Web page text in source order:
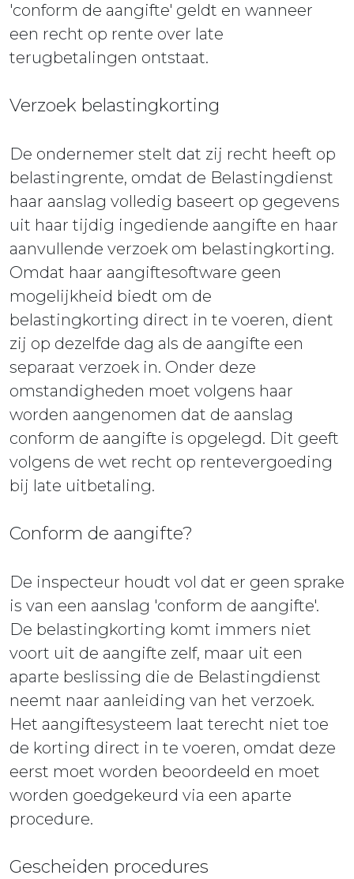
'conform de aangifte' geldt en wanneer
een recht op rente over late
terugbetalingen ontstaat.
Verzoek belastingkorting
De ondernemer stelt dat zij recht heeft op
belastingrente, omdat de Belastingdienst
haar aanslag volledig baseert op gegevens
uit haar tijdig ingediende aangifte en haar
aanvullende verzoek om belastingkorting.
Omdat haar aangiftesoftware geen
mogelijkheid biedt om de
belastingkorting direct in te voeren, dient
zij op dezelfde dag als de aangifte een
separaat verzoek in. Onder deze
omstandigheden moet volgens haar
worden aangenomen dat de aanslag
conform de aangifte is opgelegd. Dit geeft
volgens de wet recht op rentevergoeding
bij late uitbetaling.
Conform de aangifte?
De inspecteur houdt vol dat er geen sprake
is van een aanslag 'conform de aangifte'.
De belastingkorting komt immers niet
voort uit de aangifte zelf, maar uit een
aparte beslissing die de Belastingdienst
neemt naar aanleiding van het verzoek.
Het aangiftesysteem laat terecht niet toe
de korting direct in te voeren, omdat deze
eerst moet worden beoordeeld en moet
worden goedgekeurd via een aparte
procedure.
Gescheiden procedures